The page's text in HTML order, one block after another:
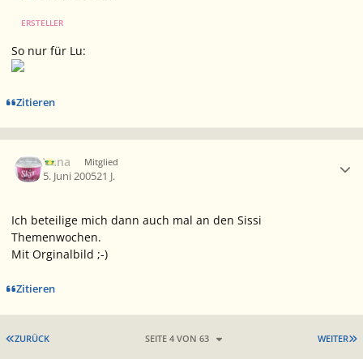
ERSTELLER
So nur für Lu:
Zitieren
Vana Mitglied
5. Juni 200521 J.
Ich beteilige mich dann auch mal an den Sissi
Themenwochen.
Mit Orginalbild ;-)
Zitieren
ERSTE SEITE
ZURÜCK WEITER
SEITE 4 VON 63